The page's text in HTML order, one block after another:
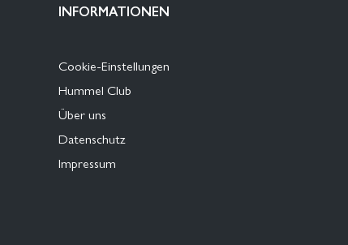
INFORMATIONEN
Cookie-Einstellungen
Hummel Club
Über uns
Datenschutz
Impressum